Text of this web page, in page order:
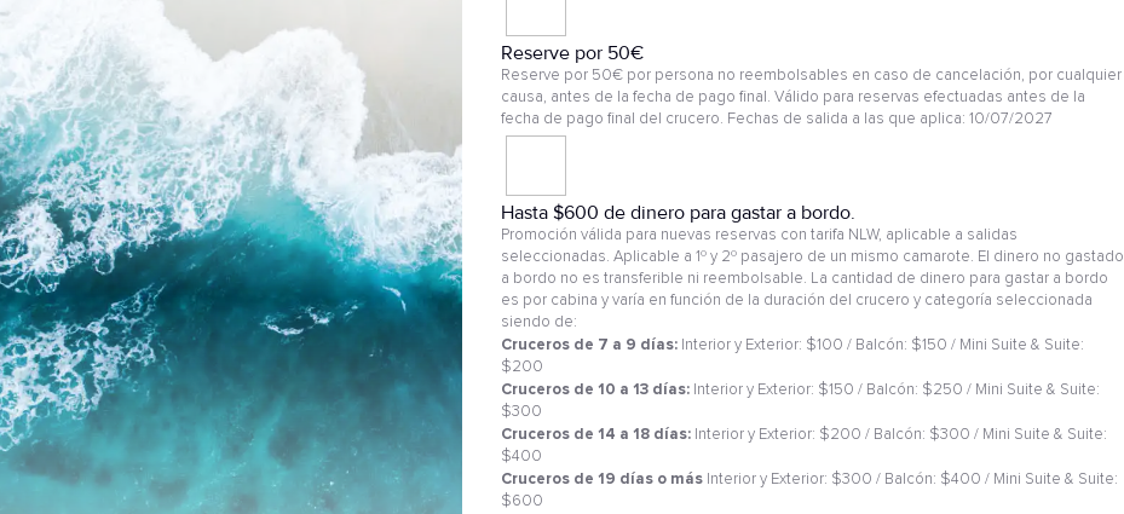
Reserve por 50€
Reserve por 50€ por persona no reembolsables en caso de cancelación, por cualquier
causa, antes de la fecha de pago final. Válido para reservas efectuadas antes de la
fecha de pago final del crucero. Fechas de salida a las que aplica: 10/07/2027
Hasta $600 de dinero para gastar a bordo.
Promoción válida para nuevas reservas con tarifa NLW, aplicable a salidas
seleccionadas. Aplicable a 1º y 2º pasajero de un mismo camarote. El dinero no gastado
a bordo no es transferible ni reembolsable. La cantidad de dinero para gastar a bordo
es por cabina y varía en función de la duración del crucero y categoría seleccionada
siendo de:
Cruceros de 7 a 9 días: Interior y Exterior: $100 / Balcón: $150 / Mini Suite & Suite:
$200
Cruceros de 10 a 13 días: Interior y Exterior: $150 / Balcón: $250 / Mini Suite & Suite:
$300
Cruceros de 14 a 18 días: Interior y Exterior: $200 / Balcón: $300 / Mini Suite & Suite:
$400
Cruceros de 19 días o más Interior y Exterior: $300 / Balcón: $400 / Mini Suite & Suite:
$600